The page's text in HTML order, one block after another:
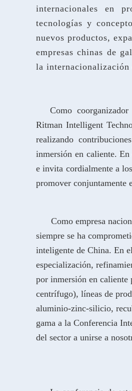
internacionales en
tecnologías y
nuevos productos,
empresas chinas de
la internacionalización
Como
Ritman Intelligent
realizando
inmersión en caliente.
e invita cordialmente a
promover conjuntamente
Como empresa
siempre se ha
inteligente de China. En
especialización,
por inmersión en
centrífugo), líneas de
aluminio-zinc-silicio,
gama a la Conferencia
del sector a unirse a